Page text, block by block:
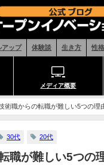
アップ 体験談 生き方 性
メディア概要
術職からの転職が難しい5つの理
質とは？
30代 20代
職が難しい5つの